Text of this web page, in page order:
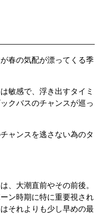
春の気配が漂ってくる季
敏感で、浮き出すタイミ
クバスのチャンスが巡っ
ャンスを逃さない為のタ
、大潮直前やその前後。
ン時期に特に重要視され
それよりも少し早めの最